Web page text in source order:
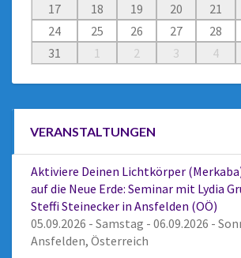
17
18 19 20 21
24
25 26 27 28
31
1 2 3 4
VERANSTALTUNGEN
Aktiviere Deinen Lichtkörper
auf die Neue Erde: Seminar mit Lydia
Steffi Steinecker in Ansfelden (OÖ)
05.09.2026 - Samstag - 06.09.2026 -
Ansfelden, Österreich